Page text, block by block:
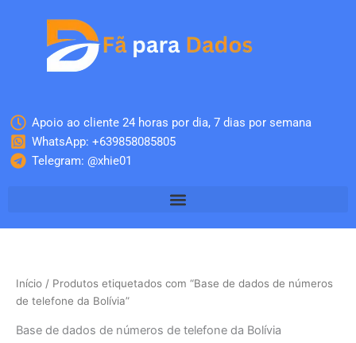
Apoio ao cliente 24 horas por dia, 7 dias por semana
WhatsApp: +639858085805
Telegram: @xhie01
Início / Produtos etiquetados com “Base de dados de números
de telefone da Bolívia”
Base de dados de números de telefone da Bolívia